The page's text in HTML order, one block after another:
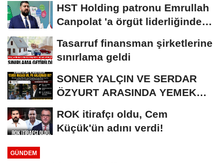
KİŞİ...
HST Holding patronu Emrullah
Canpolat 'a örgüt liderliğinden
Tasarruf finansman şirketlerine
sınırlama geldi
SONER YALÇIN VE SERDAR
ÖZYURT ARASINDA YEMEK
ROK itirafçı oldu, Cem
Küçük'ün adını verdi!
GÜNDEM